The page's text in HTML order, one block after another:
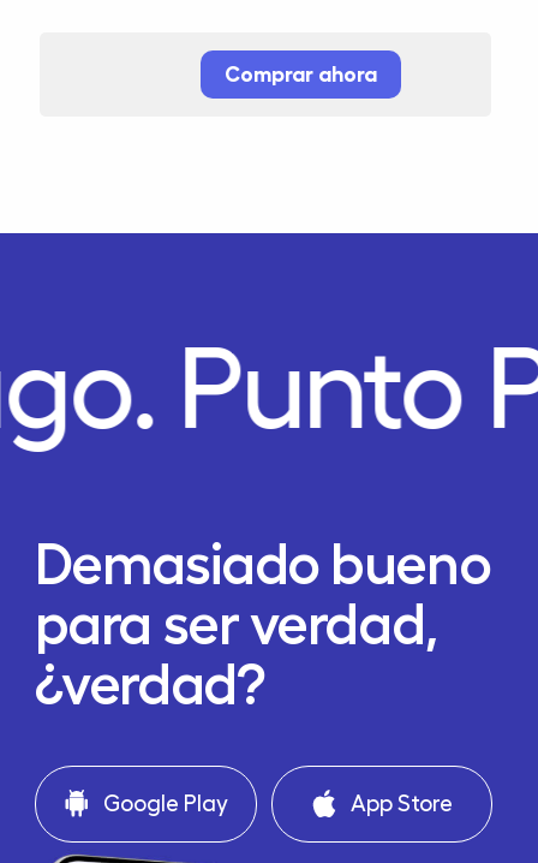
Comprar ahora
Punto
Demasiado bueno
para ser verdad,
¿verdad?
Google Play App Store